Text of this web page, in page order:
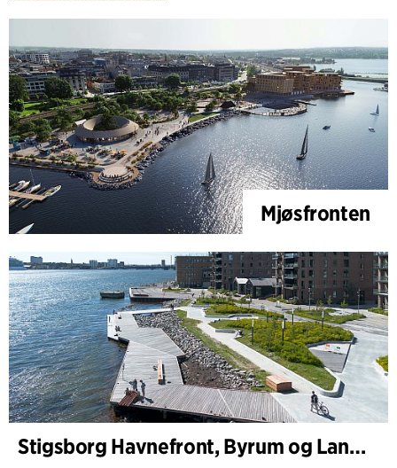
Mjøsfronten
Stigsborg Havnefront, Byrum og Landskab